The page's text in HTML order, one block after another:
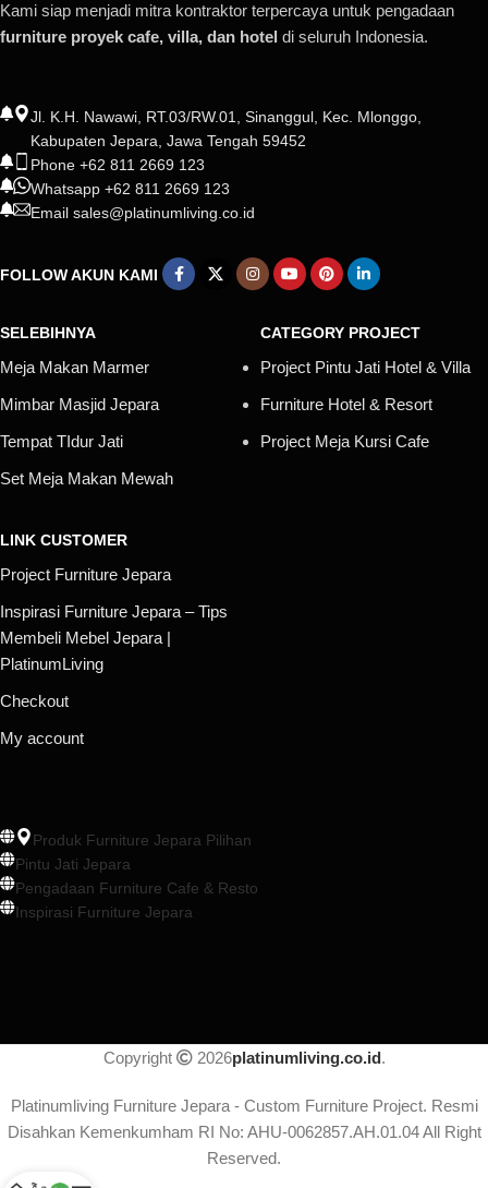
Kami siap menjadi mitra kontraktor terpercaya untuk pengadaan
furniture proyek cafe, villa, dan hotel di seluruh Indonesia.
Jl. K.H. Nawawi, RT.03/RW.01, Sinanggul, Kec. Mlonggo,
Kabupaten Jepara, Jawa Tengah 59452
Phone +62 811 2669 123
Whatsapp +62 811 2669 123
Email sales@platinumliving.co.id
FOLLOW AKUN KAMI
SELEBIHNYA
Meja Makan Marmer
Mimbar Masjid Jepara
Tempat TIdur Jati
Set Meja Makan Mewah
CATEGORY PROJECT
Project Pintu Jati Hotel & Villa
Furniture Hotel & Resort
Project Meja Kursi Cafe
LINK CUSTOMER
Project Furniture Jepara
Inspirasi Furniture Jepara – Tips
Membeli Mebel Jepara |
PlatinumLiving
Checkout
My account
Produk Furniture Jepara Pilihan
Pintu Jati Jepara
Pengadaan Furniture Cafe & Resto
Inspirasi Furniture Jepara
Copyright 2026platinumliving.co.id.
Platinumliving Furniture Jepara - Custom Furniture Project. Resmi
Disahkan Kemenkumham RI No: AHU-0062857.AH.01.04 All Right
Reserved.